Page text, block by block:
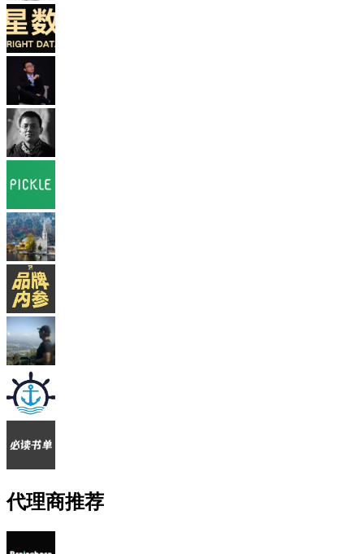
代理商推荐